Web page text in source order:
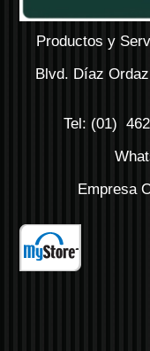
Productos y
Blvd. Díaz
Tel: (01)
Empresa